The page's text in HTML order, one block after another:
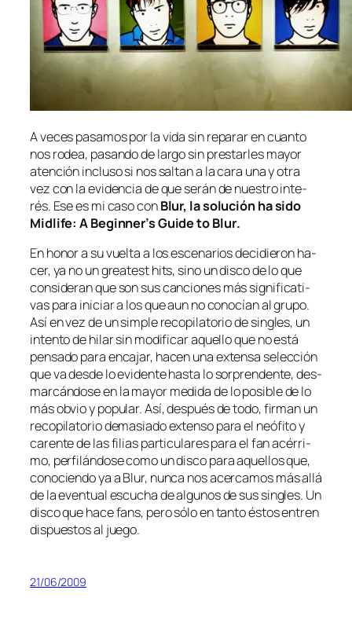
A ve­ces pa­sa­mos por la vi­da sin re­pa­rar en cuan­to
nos ro­dea, pa­san­do de lar­go sin pres­tar­les ma­yor
aten­ción in­clu­so si nos sal­tan a la ca­ra una y otra
vez con la evi­den­cia de que se­rán de nues­tro in­te­
rés. Ese es mi ca­so conBlur, la so­lu­ción ha si­do
Midlife: A Beginner’s Guide to Blur.
En ho­nor a su vuel­ta a los es­ce­na­rios de­ci­die­ron ha­
cer, ya no ungrea­test hits, sino un dis­co de lo que
con­si­de­ran que son sus can­cio­nes más sig­ni­fi­ca­ti­
vas pa­ra ini­ciar a los que aun no co­no­cían al gru­po.
Así en vez de un sim­ple re­co­pi­la­to­rio desin­gles, un
in­ten­to de hi­lar sin mo­di­fi­car aque­llo que no es­tá
pen­sa­do pa­ra en­ca­jar, ha­cen una ex­ten­sa se­lec­ción
que va des­de lo evi­den­te has­ta lo sor­pren­den­te, des­
mar­cán­do­se en la ma­yor me­di­da de lo po­si­ble de lo
más ob­vio y po­pu­lar. Así, des­pués de to­do, fir­man un
re­co­pi­la­to­rio de­ma­sia­do ex­ten­so pa­ra el neó­fi­to y
ca­ren­te de las fi­lias par­ti­cu­la­res pa­ra el fan acé­rri­
mo, per­fi­lán­do­se co­mo un dis­co pa­ra aque­llos que,
co­no­cien­do ya a Blur, nun­ca nos acer­ca­mos más allá
de la even­tual es­cu­cha de al­gu­nos de sus sin­gles. Un
dis­co que ha­ce fans, pe­ro só­lo en tan­to és­tos en­tren
dis­pues­tos al juego.
21/06/2009